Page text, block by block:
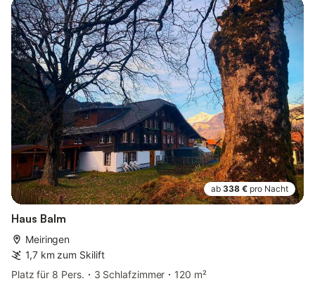
ab 338 € pro Nacht
Haus Balm
Meiringen
1,7 km zum Skilift
Platz für 8 Pers.
3 Schlafzimmer
120 m²